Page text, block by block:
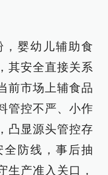
婴幼儿辅助食
其安全直接关系
前市场上辅食品
管控不严、小作
凸显源头管控存
防线，事后抽
生产准入关口，